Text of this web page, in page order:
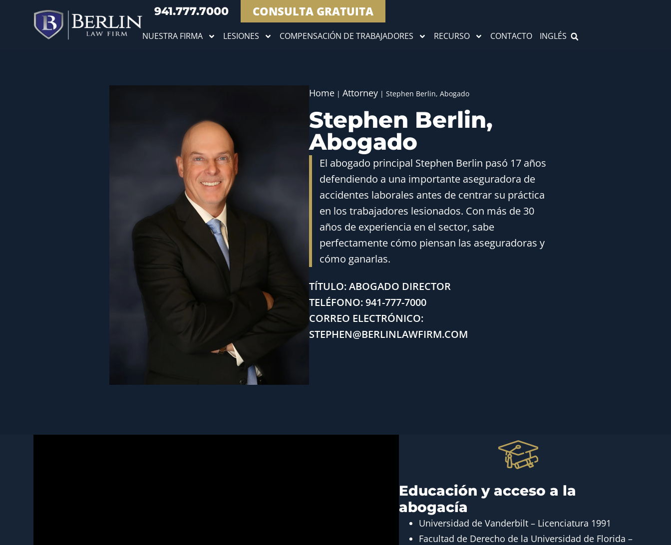
941.777.7000 CONSULTA GRATUITA
NUESTRA FIRMA LESIONES COMPENSACIÓN DE TRABAJADORES RECURSO CONTACTO INGLÉS
Home |Attorney |Stephen Berlin, Abogado
Stephen Berlin,
Abogado
El abogado principal Stephen Berlin pasó 17 años
defendiendo a una importante aseguradora de
accidentes laborales antes de centrar su práctica
en los trabajadores lesionados. Con más de 30
años de experiencia en el sector, sabe
perfectamente cómo piensan las aseguradoras y
cómo ganarlas.
TÍTULO: ABOGADO DIRECTOR
TELÉFONO: 941-777-7000
CORREO ELECTRÓNICO:
STEPHEN@BERLINLAWFIRM.COM
Educación y acceso a la
abogacía
Universidad de Vanderbilt – Licenciatura 1991
Facultad de Derecho de la Universidad de Florida –